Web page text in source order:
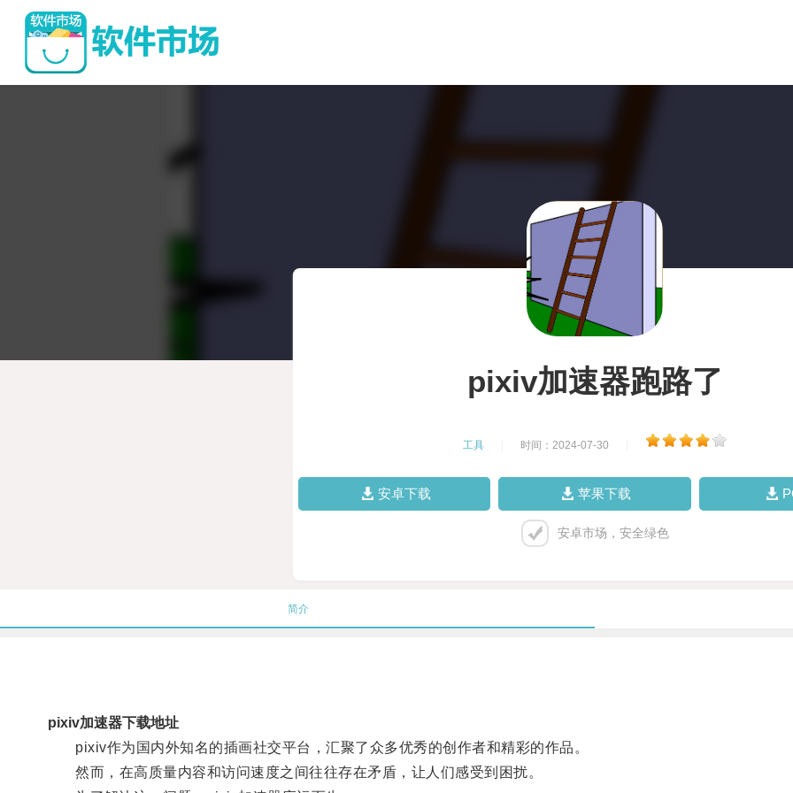
pixiv加速器跑路了
工具 时间：2024-07-30
安卓下载 苹果下载
安卓市场，安全绿色
简介
pixiv加速器下载地址
pixiv作为国内外知名的插画社交平台，汇聚了众多优秀的创作者和精彩的作品。
然而，在高质量内容和访问速度之间往往存在矛盾，让人们感受到困扰。